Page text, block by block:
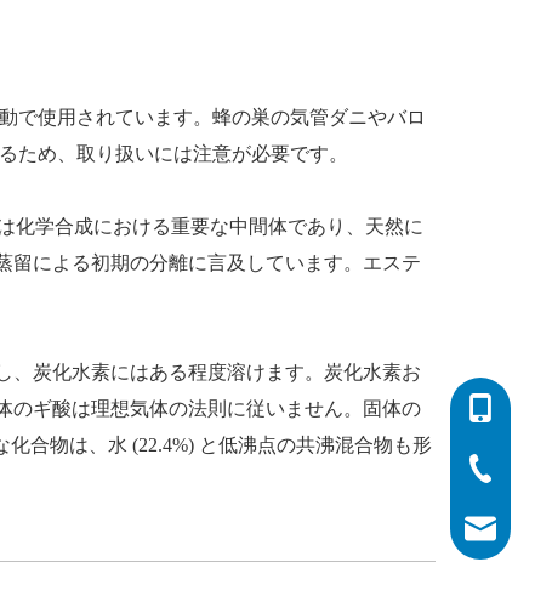
で使用されています。蜂の巣の気管ダニやバロ
め、取り扱いには注意が必要です。
化学合成における重要な中間体であり、天然に
による初期の分離に言及しています。エステ
炭化水素にはある程度溶けます。炭化水素お
のギ酸は理想気体の法則に従いません。固体の
合物は、水 (22.4%) と低沸点の共沸混合物も形
0086-
0086-
0086-